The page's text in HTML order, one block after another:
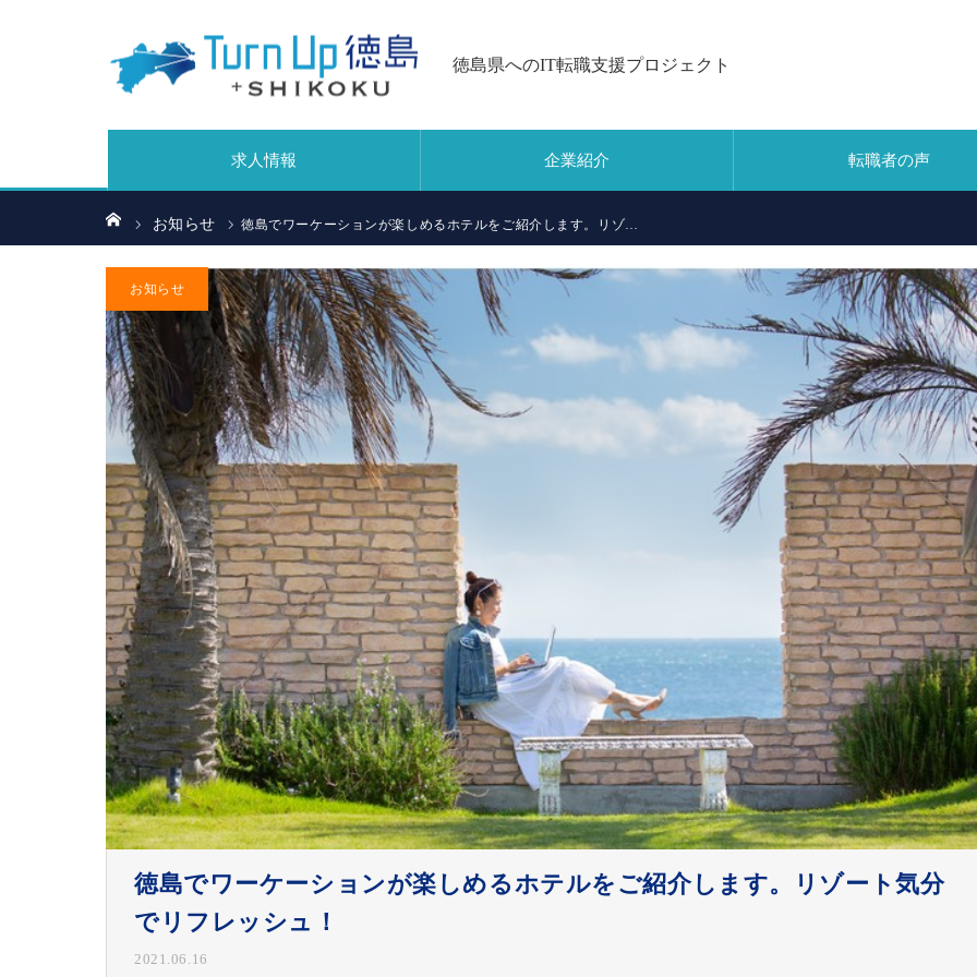
徳島県へのIT転職支援プロジェクト
求人情報 企業紹介 転職者の声
ホームお知らせ 徳島でワーケーションが楽しめるホテルをご紹介します。リゾ…
お知らせ
徳島でワーケーションが楽しめるホテルをご紹介します。リゾート気分
でリフレッシュ！
2021.06.16